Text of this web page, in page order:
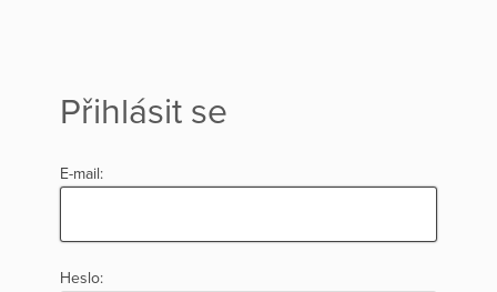
Přihlásit se
E-mail:
Heslo: